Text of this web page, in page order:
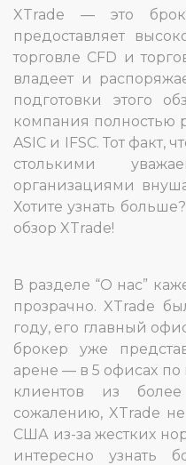
XTrade — это
предоставляет
торговле CFD и
владеет и
подготовки этого
компания полностью
ASIC и IFSC. Тот факт,
столькими
организациями
Хотите узнать
обзор XTrade!
В разделе “О нас”
прозрачно. XTrade
году, его главный
брокер уже
арене — в 5 офисах
клиентов из
сожалению, XTrade
США из-за жестких
интересно узнать